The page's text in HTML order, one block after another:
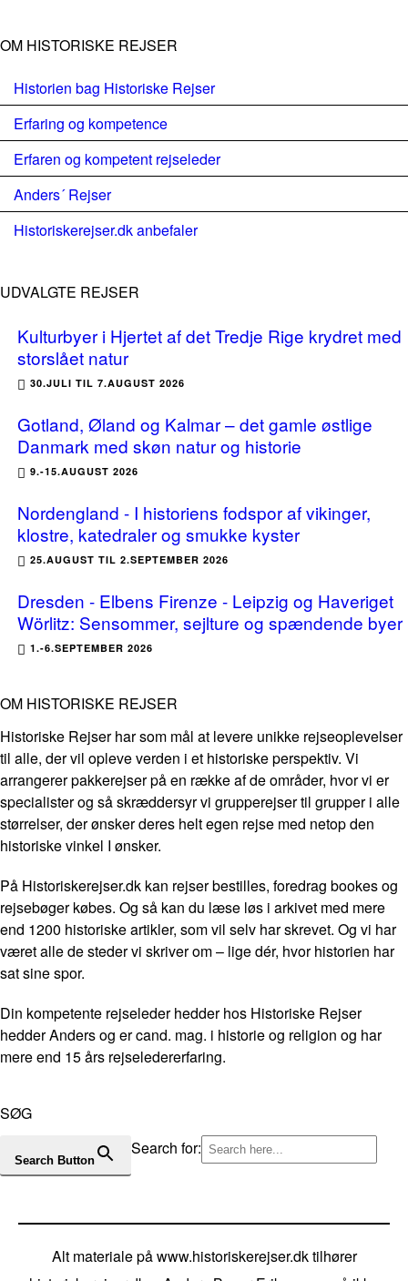
OM HISTORISKE REJSER
Historien bag Historiske Rejser
Erfaring og kompetence
Erfaren og kompetent rejseleder
Anders´ Rejser
Historiskerejser.dk anbefaler
UDVALGTE REJSER
Kulturbyer i Hjertet af det Tredje Rige krydret med
storslået natur
30.JULI TIL 7.AUGUST 2026
Gotland, Øland og Kalmar – det gamle østlige
Danmark med skøn natur og historie
9.-15.AUGUST 2026
Nordengland - I historiens fodspor af vikinger,
klostre, katedraler og smukke kyster
25.AUGUST TIL 2.SEPTEMBER 2026
Dresden - Elbens Firenze - Leipzig og Haveriget
Wörlitz: Sensommer, sejlture og spændende byer
1.-6.SEPTEMBER 2026
OM HISTORISKE REJSER
Historiske Rejser har som mål at levere unikke rejseoplevelser
til alle, der vil opleve verden i et historiske perspektiv. Vi
arrangerer pakkerejser på en række af de områder, hvor vi er
specialister og så skræddersyr vi grupperejser til grupper i alle
størrelser, der ønsker deres helt egen rejse med netop den
historiske vinkel I ønsker.
På Historiskerejser.dk kan rejser bestilles, foredrag bookes og
rejsebøger købes. Og så kan du læse løs i arkivet med mere
end 1200 historiske artikler, som vil selv har skrevet. Og vi har
været alle de steder vi skriver om – lige dér, hvor historien har
sat sine spor.
Din kompetente rejseleder hedder hos Historiske Rejser
hedder Anders og er cand. mag. i historie og religion og har
mere end 15 års rejseledererfaring.
SØG
Search for:
Search Button
Alt materiale på www.historiskerejser.dk tilhører